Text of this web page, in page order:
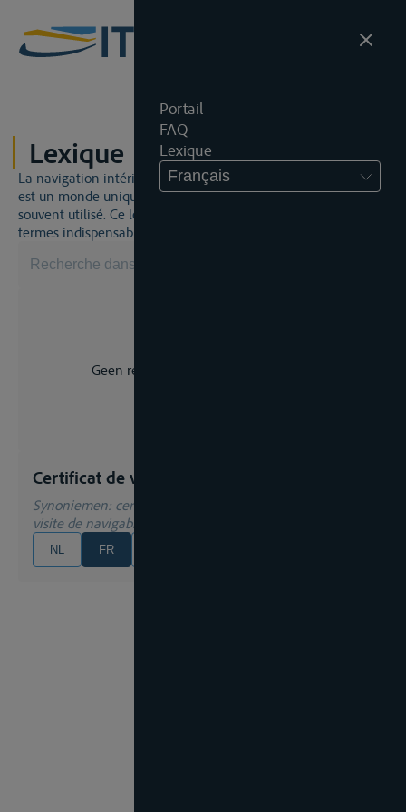
Portail
FAQ
Lexique
Français
Lexique
La navigation intérieure et du droit de la navigation intérieure
est un monde unique. Cela signifie qu'un jargon spécifique est
souvent utilisé. Ce lexique vous aidera à maîtriser certains
termes indispensables.
Geen resultaat voor uw zoekopdracht.
Certificat de visite
Synoniemen: certificat de visite (de bateau), certificat de
visite de navigabilité
NL FR